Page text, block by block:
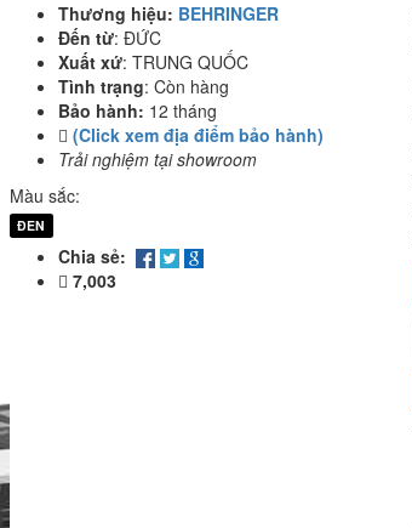
Thương hiệu: BEHRINGER
Đến từ: ĐỨC
Xuất xứ: TRUNG QUỐC
Tình trạng: Còn hàng
Bảo hành: 12 tháng
(Click xem địa điểm bảo hành)
Trải nghiệm tại showroom
Màu sắc:
ĐEN
Chia sẻ:
7,003